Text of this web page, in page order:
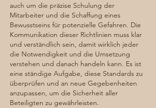
auch um die präzise Schulung der
Mitarbeiter und die Schaffung eines
Bewusstseins für potenzielle Gefahren. Die
Kommunikation dieser Richtlinien muss klar
und verständlich sein, damit wirklich jeder
die Notwendigkeit und die Umsetzung
verstehen und danach handeln kann. Es ist
eine ständige Aufgabe, diese Standards zu
überprüfen und an neue Gegebenheiten
anzupassen, um die Sicherheit aller
Beteiligten zu gewährleisten.